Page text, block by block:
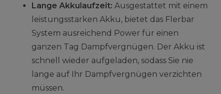
Lange Akkulaufzeit: Ausgestattet mit einem
leistungsstarken Akku, bietet das Flerbar
System ausreichend Power für einen
ganzen Tag Dampfvergnügen. Der Akku ist
schnell wieder aufgeladen, sodass Sie nie
lange auf Ihr Dampfvergnügen verzichten
müssen.